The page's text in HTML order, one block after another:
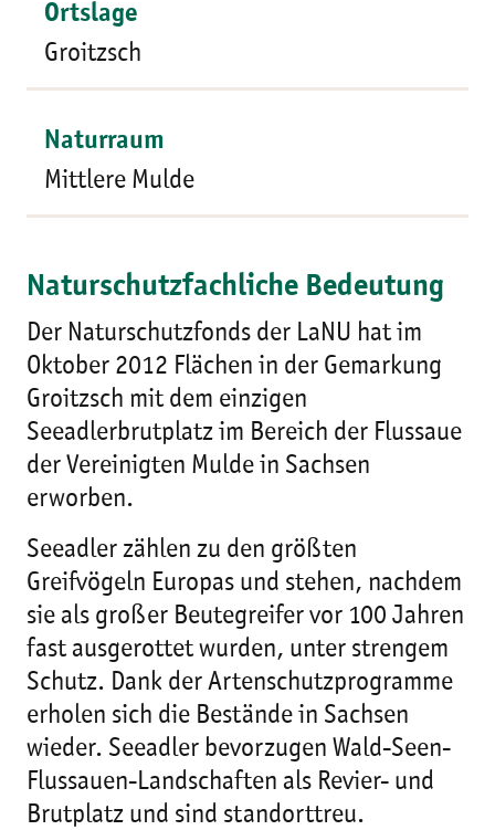
Ortslage
Groitzsch
Naturraum
Mittlere Mulde
Naturschutzfachliche Bedeutung
Der Naturschutzfonds der LaNU hat im
Oktober 2012 Flächen in der Gemarkung
Groitzsch mit dem einzigen
Seeadlerbrutplatz im Bereich der Flussaue
der Vereinigten Mulde in Sachsen
erworben.
Seeadler zählen zu den größten
Greifvögeln Europas und stehen, nachdem
sie als großer Beutegreifer vor 100 Jahren
fast ausgerottet wurden, unter strengem
Schutz. Dank der Artenschutzprogramme
erholen sich die Bestände in Sachsen
wieder. Seeadler bevorzugen Wald-Seen-
Flussauen-Landschaften als Revier- und
Brutplatz und sind standorttreu.